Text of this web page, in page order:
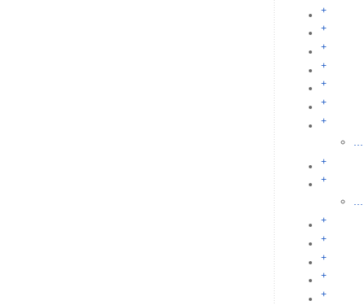
+
+
+
+
+
+
+
+
+
+
+
+
+
+